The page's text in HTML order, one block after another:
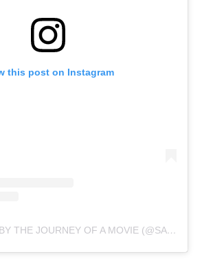
this post on Instagram
A POST SHARED BY THE JOURNEY OF A MOVIE (@SALV_MOVIE)